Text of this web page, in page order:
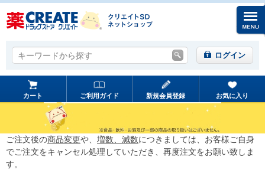
キーワードから探す
キーワードから探す ログイン
カート ご利用ガイド 新規会員登録 お気に入り
ご注文後の商品変更や、 増数、減数につきましては、お客様ご自身
でご注文をキャンセル処理していただき、再度注文をお願い致しま
す。